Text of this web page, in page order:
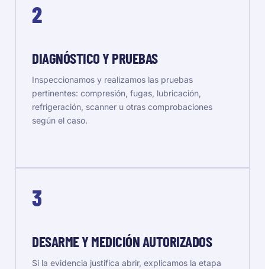
2
DIAGNÓSTICO Y PRUEBAS
Inspeccionamos y realizamos las pruebas
pertinentes: compresión, fugas, lubricación,
refrigeración, scanner u otras comprobaciones
según el caso.
3
DESARME Y MEDICIÓN AUTORIZADOS
Si la evidencia justifica abrir, explicamos la etapa